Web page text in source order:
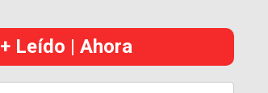
+ Leído | Ahora